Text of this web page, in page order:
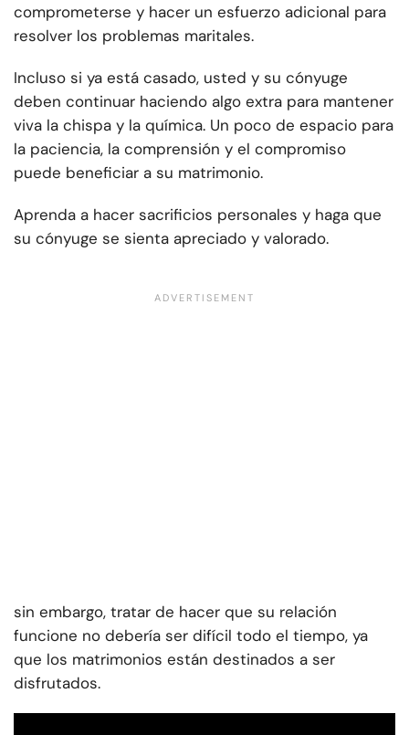
comprometerse y hacer un esfuerzo adicional para
resolver los problemas maritales.
Incluso si ya está casado, usted y su cónyuge
deben continuar haciendo algo extra para mantener
viva la chispa y la química. Un poco de espacio para
la paciencia, la comprensión y el compromiso
puede beneficiar a su matrimonio.
Aprenda a hacer sacrificios personales y haga que
su cónyuge se sienta apreciado y valorado.
sin embargo, tratar de hacer que su relación
funcione no debería ser difícil todo el tiempo, ya
que los matrimonios están destinados a ser
disfrutados.